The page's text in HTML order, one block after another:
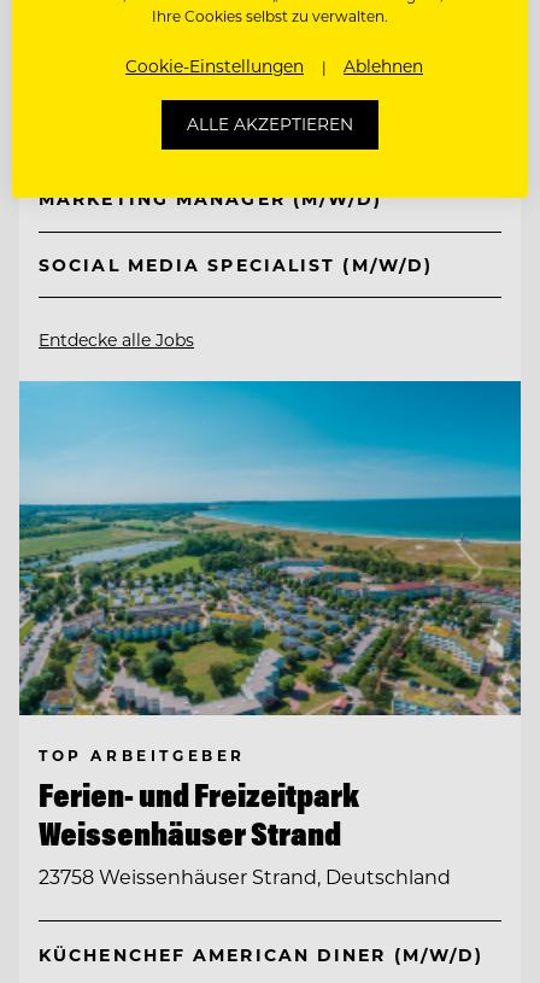
6533 Fiss/Tirol, Österreich
MARKETING MANAGER (M/W/D)
SOCIAL MEDIA SPECIALIST (M/W/D)
Entdecke alle Jobs
TOP ARBEITGEBER
Ferien- und Freizeitpark
Weissenhäuser Strand
23758 Weissenhäuser Strand, Deutschland
KÜCHENCHEF AMERICAN DINER (M/W/D)
Ihre Cookies selbst zu verwalten.
Cookie-Einstellungen Ablehnen
ALLE AKZEPTIEREN